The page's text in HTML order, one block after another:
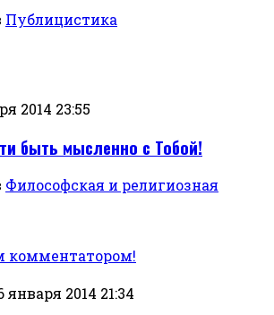
Публицистика
2014 23:55
быть мысленно с Тобой!
Философская и религиозная
комментатором!
2014 21:34